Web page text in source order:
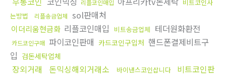
리플코인매입
비트코인사
는방법
리플송금업체 sol판매처
이더리움현금화 리플코인매입 비트송금업체 테더원화환전
카드코인구매 파이코인판매 카드코인구입처 핸드폰결제비트구
입 검돈세탁업체
장외거래 돈믹싱해외거래소 바이낸스코인삽니다
비트코인판